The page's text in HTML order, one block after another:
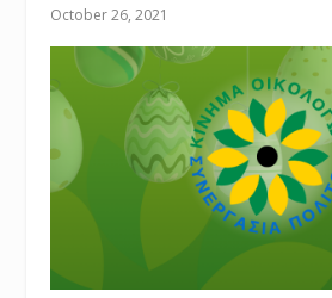
October 26, 2021